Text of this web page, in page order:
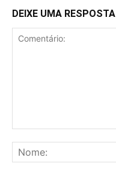
DEIXE UMA RESPOSTA